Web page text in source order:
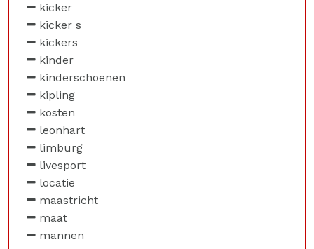
kicker
kicker s
kickers
kinder
kinderschoenen
kipling
kosten
leonhart
limburg
livesport
locatie
maastricht
maat
mannen